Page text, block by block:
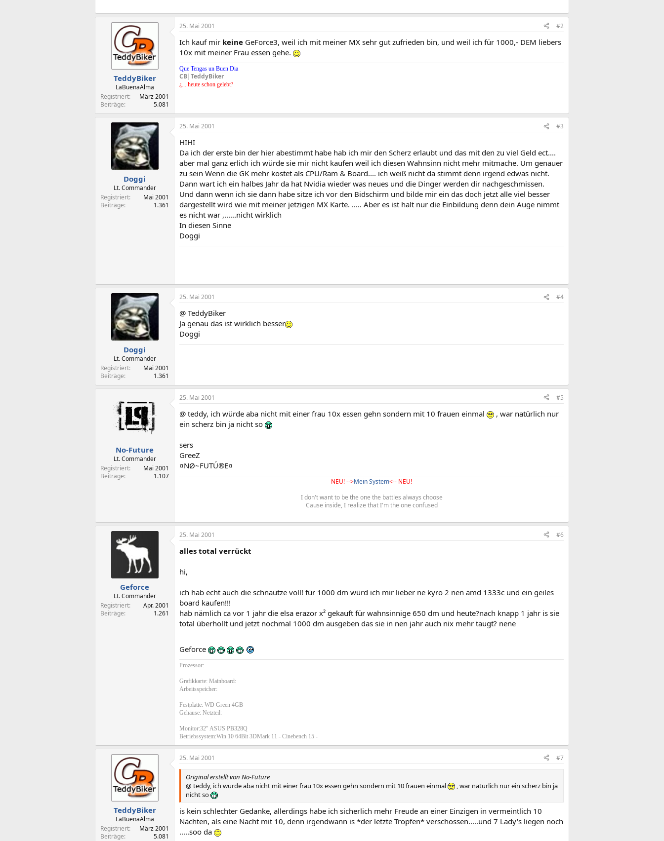
TeddyBiker
LaBuenaAlma
Registriert
März 2001
Beiträge
5.081
25. Mai 2001 #2
Ich kauf mir keine GeForce3, weil ich mit meiner MX sehr gut zufrieden bin, und weil ich für 1000,- DEM liebers
10x mit meiner Frau essen gehe.
Que Tengas un Buen Dia
CB|TeddyBiker
¿... heute schon gelebt?
Doggi
Lt. Commander
Registriert
Mai 2001
Beiträge
1.361
25. Mai 2001 #3
HIHI
Da ich der erste bin der hier abestimmt habe hab ich mir den Scherz erlaubt und das mit den zu viel Geld ect....
aber mal ganz erlich ich würde sie mir nicht kaufen weil ich diesen Wahnsinn nicht mehr mitmache. Um genauer
zu sein Wenn die GK mehr kostet als CPU/Ram & Board.... ich weiß nicht da stimmt denn irgend edwas nicht.
Dann wart ich ein halbes Jahr da hat Nvidia wieder was neues und die Dinger werden dir nachgeschmissen.
Und dann wenn ich sie dann habe sitze ich vor den Bidschirm und bilde mir ein das doch jetzt alle viel besser
dargestellt wird wie mit meiner jetzigen MX Karte. ..... Aber es ist halt nur die Einbildung denn dein Auge nimmt
es nicht war ,......nicht wirklich
In diesen Sinne
Doggi
Doggi
Lt. Commander
Registriert
Mai 2001
Beiträge
1.361
25. Mai 2001 #4
@ TeddyBiker
Ja genau das ist wirklich besser
Doggi
No-Future
Lt. Commander
Registriert
Mai 2001
Beiträge
1.107
25. Mai 2001 #5
@ teddy, ich würde aba nicht mit einer frau 10x essen gehn sondern mit 10 frauen einmal
, war natürlich nur
ein scherz bin ja nicht so
sers
GreeZ
¤NØ~FUTÚ®E¤
NEU! -->Mein System<-- NEU!
I don't want to be the one the battles always choose
Cause inside, I realize that I'm the one confused
Geforce
Lt. Commander
Registriert
Apr. 2001
Beiträge
1.261
25. Mai 2001 #6
alles total verrückt
hi,
ich hab echt auch die schnautze voll! für 1000 dm würd ich mir lieber ne kyro 2 nen amd 1333c und ein geiles
board kaufen!!!
hab nämlich ca vor 1 jahr die elsa erazor x² gekauft für wahnsinnige 650 dm und heute?nach knapp 1 jahr is sie
total überhollt und jetzt nochmal 1000 dm ausgeben das sie in nen jahr auch nix mehr taugt? nene
Geforce
Prozessor:
Grafikkarte: Mainboard:
Arbeitsspeicher:
Festplatte: WD Green 4GB
Gehäuse: Netzteil:
Monitor:32" ASUS PB328Q
Betriebssystem:Win 10 64Bit 3DMark 11 - Cinebench 15 -
TeddyBiker
LaBuenaAlma
Registriert
März 2001
Beiträge
5.081
25. Mai 2001 #7
Original erstellt von No-Future
@ teddy, ich würde aba nicht mit einer frau 10x essen gehn sondern mit 10 frauen einmal
, war natürlich nur ein scherz bin ja
nicht so
is kein schlechter Gedanke, allerdings habe ich sicherlich mehr Freude an einer Einzigen in vermeintlich 10
Nächten, als eine Nacht mit 10, denn irgendwann is *der letzte Tropfen* verschossen.....und 7 Lady's liegen noch
.....soo da